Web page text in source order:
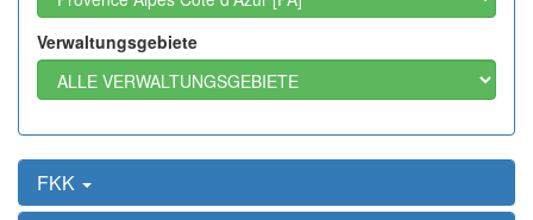
Verwaltungsgebiete
FKK